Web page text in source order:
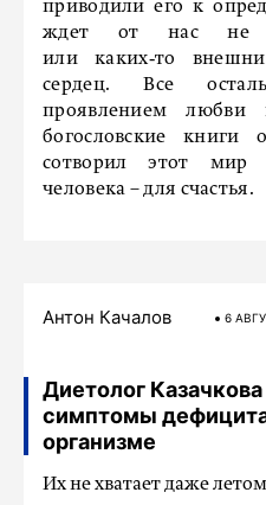
приводили его к
ждет от нас не
или каких‑то
сердец. Все
проявлением
богословские
сотворил этот
человека – для счастья.
Антон Качалов 6
Диетолог Казачкова
симптомы
организме
Их не хватает даже летом